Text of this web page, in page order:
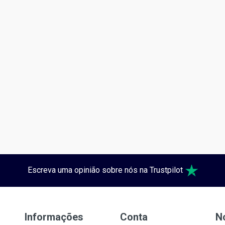
Escreva uma opinião sobre nós na Trustpilot
Informações Conta